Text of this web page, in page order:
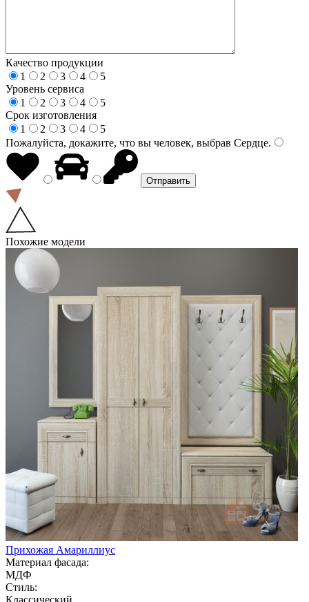
Качество продукции
1
2 3 4
5
Уровень сервиса
1
2 3 4
5
Срок изготовления
1
2 3 4
5
Пожалуйста, докажите, что вы человек, выбрав Сердце.
Похожие модели
Прихожая Амариллиус
Материал фасада:
МДФ
Стиль:
Классический